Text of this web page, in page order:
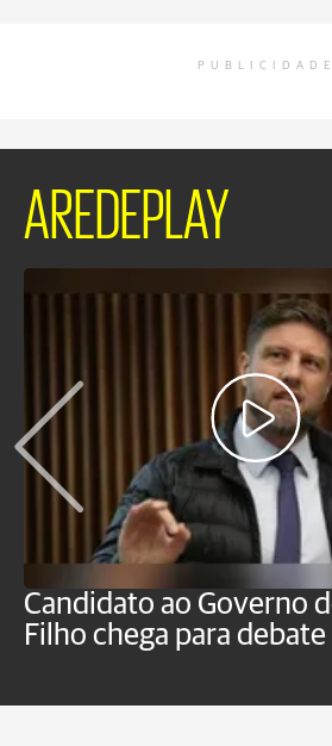
PUBLICIDADE
AREDEPLAY
Candidato ao Governo
Filho chega para debate